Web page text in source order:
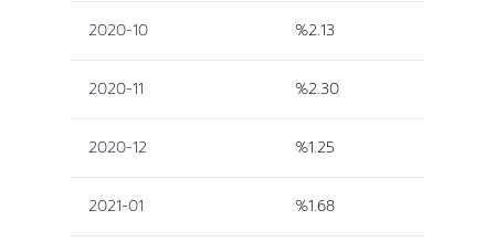
2020-10 %2.13
2020-11 %2.30
2020-12 %1.25
2021-01 %1.68